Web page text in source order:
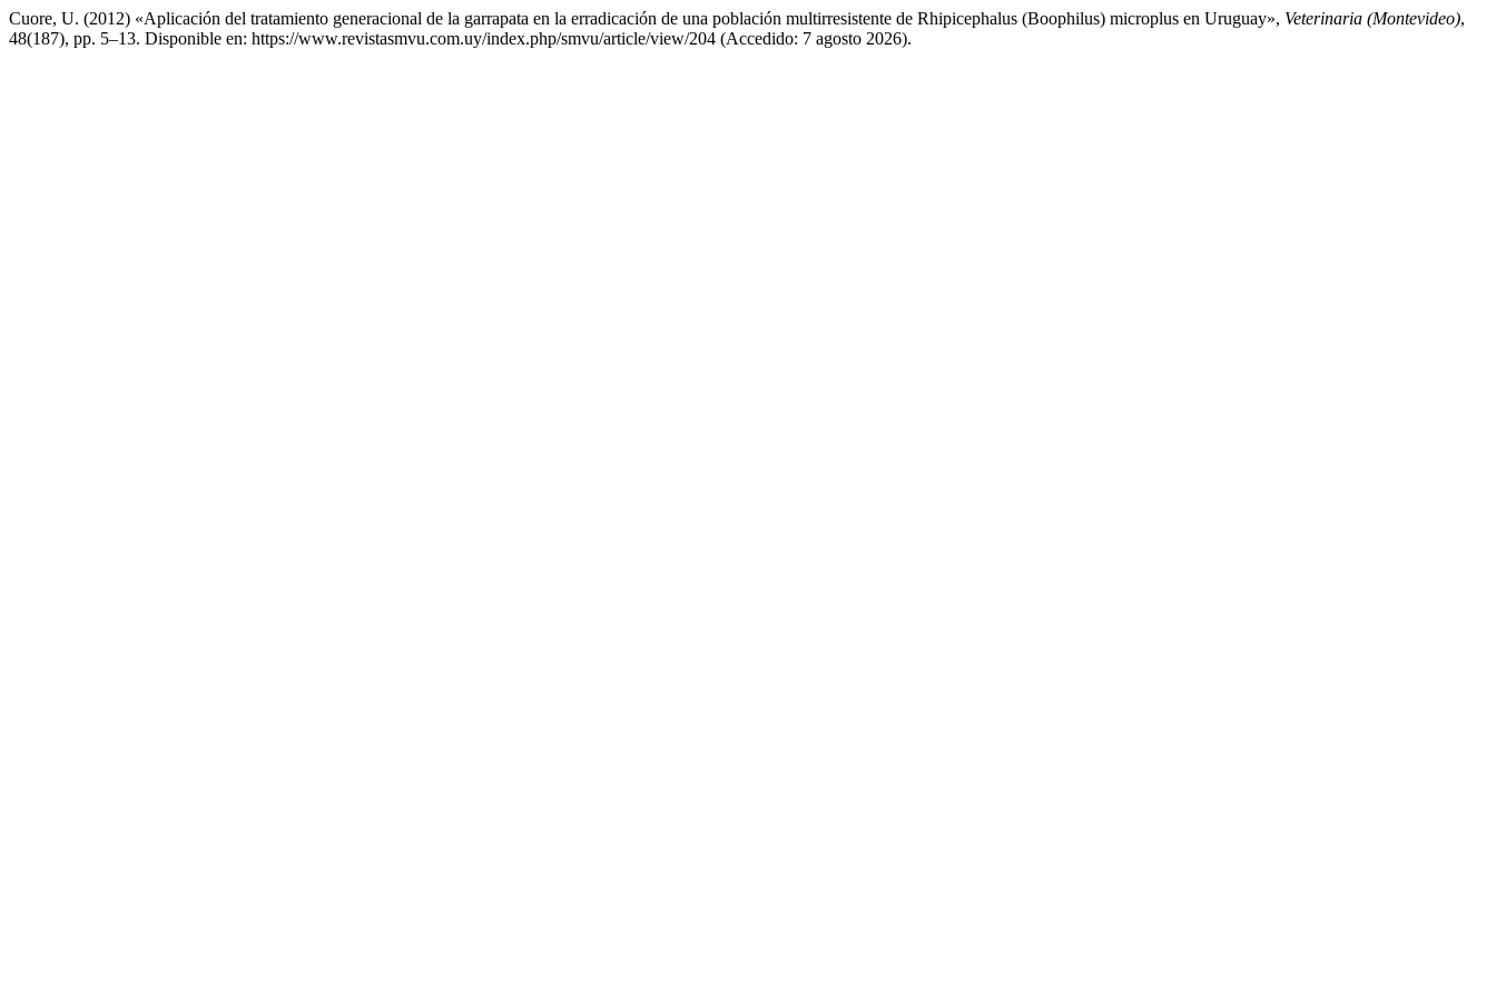
Cuore, U. (2012) «Aplicación del tratamiento generacional de la garrapata en la erradicación de una población multirresistente de Rhipicephalus (Boophilus) microplus en Uruguay», Veterinaria (Montevideo),
48(187), pp. 5–13. Disponible en: https://www.revistasmvu.com.uy/index.php/smvu/article/view/204 (Accedido: 7 agosto 2026).